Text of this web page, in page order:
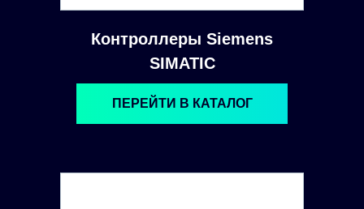
Контроллеры Siemens
SIMATIC
ПЕРЕЙТИ В КАТАЛОГ